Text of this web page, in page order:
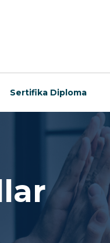
Sertifika Diploma